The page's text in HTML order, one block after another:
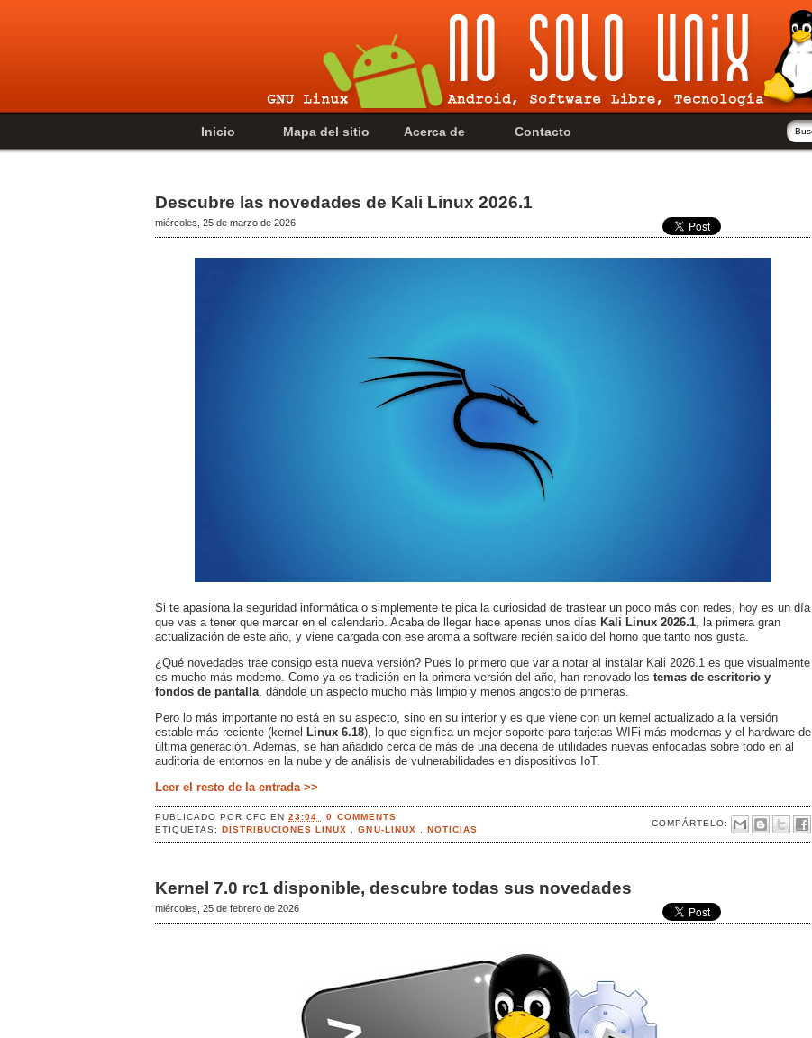
Inicio Mapa del sitio Acerca de Contacto
Descubre las novedades de Kali Linux 2026.1
miércoles, 25 de marzo de 2026
Si te apasiona la seguridad informática o simplemente te pica la curiosidad de trastear un poco más con redes, hoy es un día
que vas a tener que marcar en el calendario. Acaba de llegar hace apenas unos días Kali Linux 2026.1 , la primera gran
actualización de este año, y viene cargada con ese aroma a software recién salido del horno que tanto nos gusta.
¿Qué novedades trae consigo esta nueva versión? Pues lo primero que var a notar al instalar Kali 2026.1 es que visualmente
es mucho más moderno. Como ya es tradición en la primera versión del año, han renovado los temas de escritorio y
fondos de pantalla , dándole un aspecto mucho más limpio y menos angosto de primeras.
Pero lo más importante no está en su aspecto, sino en su interior y es que viene con un kernel actualizado a la versión
estable más reciente (kernel Linux 6.18), lo que significa un mejor soporte para tarjetas WIFi más modernas y el hardware de
última generación. Además, se han añadido cerca de más de una decena de utilidades nuevas enfocadas sobre todo en al
auditoria de entornos en la nube y de análisis de vulnerabilidades en dispositivos IoT.
Leer el resto de la entrada >>
PUBLICADO PORCFCEN23:04 0 COMMENTS
COMPÁRTELO:
ETIQUETAS:DISTRIBUCIONES LINUX ,GNU-LINUX NOTICIAS
Kernel 7.0 rc1 disponible, descubre todas sus novedades
miércoles, 25 de febrero de 2026